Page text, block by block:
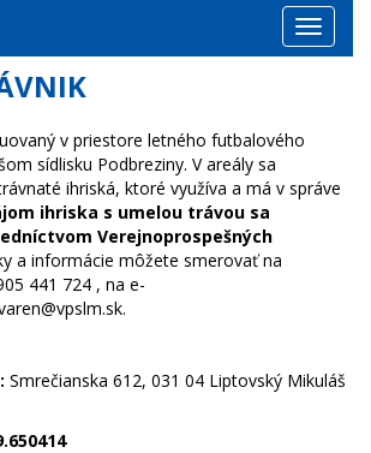
Toggle
v priestore letného futbalového
sídlisku Podbreziny. V areály sa
ihriská, ktoré využíva a má v správe
ihriska s umelou trávou sa
Verejnoprospešných
a informácie môžete smerovať na
441 724 , na e-
Smrečianska 612, 031 04 Liptovský Mikuláš